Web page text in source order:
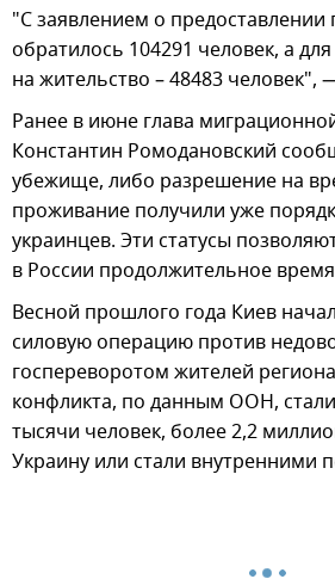
"С заявлением о предоставлении
обратилось 104291 человек, а
на жительство – 48483
Ранее в июне глава
Константин Ромодановский
убежище, либо разрешение на
проживание получили уже
украинцев. Эти статусы
в России продолжительное
Весной прошлого года Киев
силовую операцию против
госпереворотом жителей
конфликта, по данным ООН,
тысячи человек, более 2,2
Украину или стали внутренними